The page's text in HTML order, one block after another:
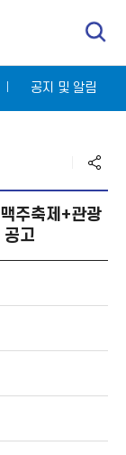
공지 및 알림
주축제+관광
공고